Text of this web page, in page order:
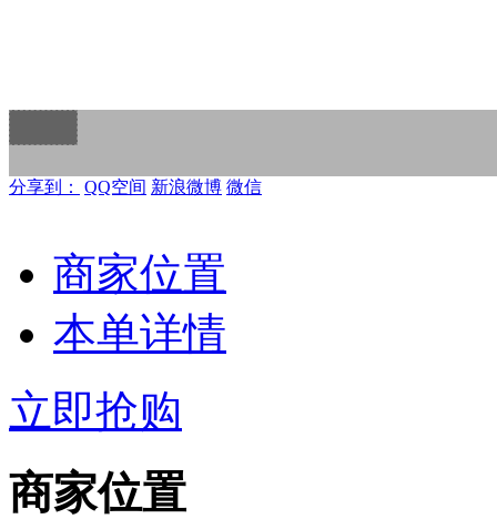
分享到： QQ空间 新浪微博 微信
商家位置
本单详情
立即抢购
商家位置